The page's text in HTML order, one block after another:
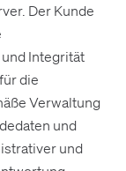
Der Kunde
Integrität
die
Verwaltung
und
und